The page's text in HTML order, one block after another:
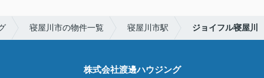
寝屋川市の物件一覧 寝屋川市駅 ジョイフル寝屋川
株式会社渡邊ハウジング